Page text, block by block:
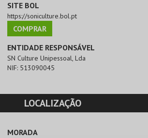
SITE BOL
https://soniculture.bol.pt
COMPRAR
ENTIDADE RESPONSÁVEL
SN Culture Unipessoal, Lda
NIF: 513090045
LOCALIZAÇÃO
MORADA